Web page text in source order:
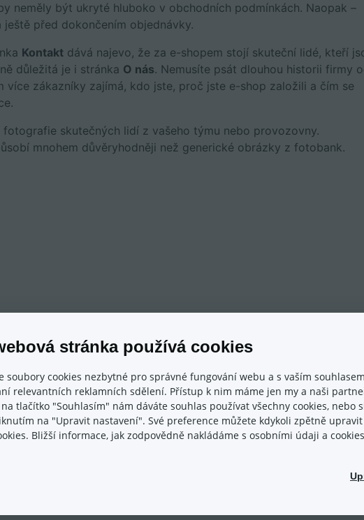
neměly být ukryté hluboko v obchodních podmínkách. Naopak –
před dokončením objednávky.
Kontakt dává najevo, že za e-shopem stojí skuteční lidé, kteří
důležitá je i stránka O nás. Nemusíte psát dlouhou historii firmy
více zákazníky zajímá, kdo jste, proč jste e-shop založili a čím se
skutečných lidí z vašeho týmu nebo provozovny.
mnohem důvěryhodněji než generické obrázky z fotobank.
stránka používá cookies
soubory cookies nezbytné pro správné fungování webu a s vaším
relevantních reklamních sdělení. Přístup k nim máme jen my a naši
tlačítko "Souhlasím" nám dáváte souhlas používat všechny cookies,
na "Upravit nastavení". Své preference můžete kdykoli zpětně
Bližší informace, jak zodpovědně nakládáme s osobními údaji a